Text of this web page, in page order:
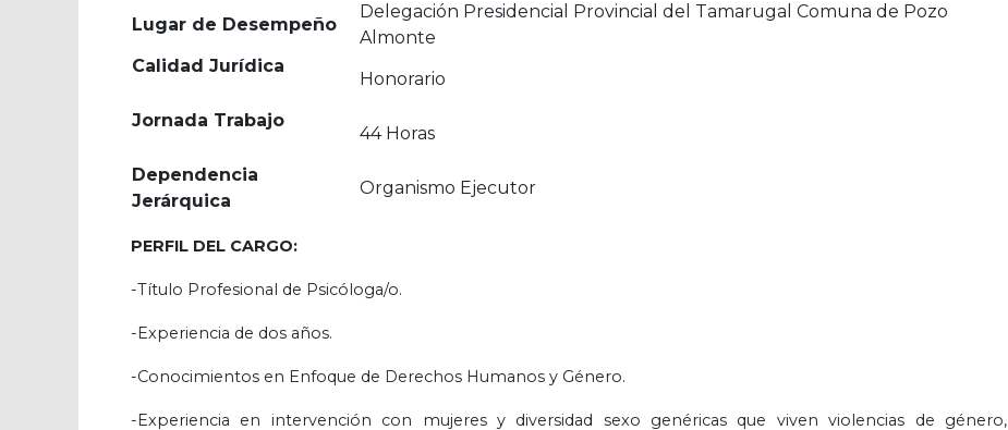
Lugar de Desempeño
Delegación Presidencial Provincial del Tamarugal Comuna de Pozo
Almonte
Calidad Jurídica
Honorario
Jornada Trabajo
44 Horas
Dependencia
Jerárquica
Organismo Ejecutor
PERFIL DEL CARGO:
-Título Profesional de Psicóloga/o.
-Experiencia de dos años.
-Conocimientos en Enfoque de Derechos Humanos y Género.
-Experiencia en intervención con mujeres y diversidad sexo genéricas que viven violencias de género,